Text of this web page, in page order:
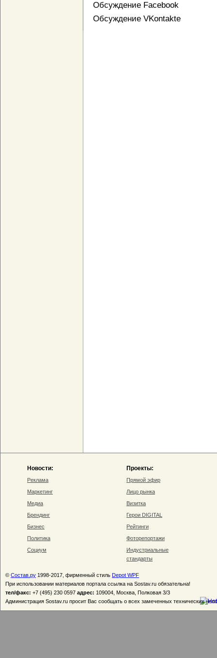
Обсуждение Facebook
Обсуждение VKontakte
Новости:
Реклама
Маркетинг
Медиа
Брендинг
Бизнес
Политика
Социум
Проекты:
Прямой эфир
Лицо рынка
Визитка
Герои DIGITAL
Рейтинги
Фоторепортажи
Индустриальные
стандарты
© Состав.ру 1998-2017, фирменный стиль Depot WPF
При использовании материалов портала ссылка на Sostav.ru обязательна!
тел/факс: +7 (495) 230 0597 адрес: 109004, Москва, Полковая 3/3
Администрация Sostav.ru просит Вас сообщать о всех замеченных технических